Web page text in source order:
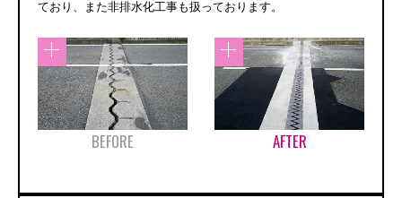
ており、また非排水化工事も扱っております。
BEFORE AFTER